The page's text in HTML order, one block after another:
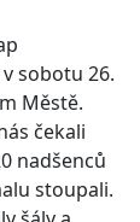
sobotu 26.
Městě.
čekali
nadšenců
stoupali.